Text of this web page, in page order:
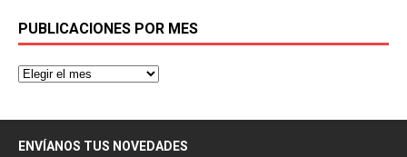
PUBLICACIONES POR MES
ENVÍANOS TUS NOVEDADES